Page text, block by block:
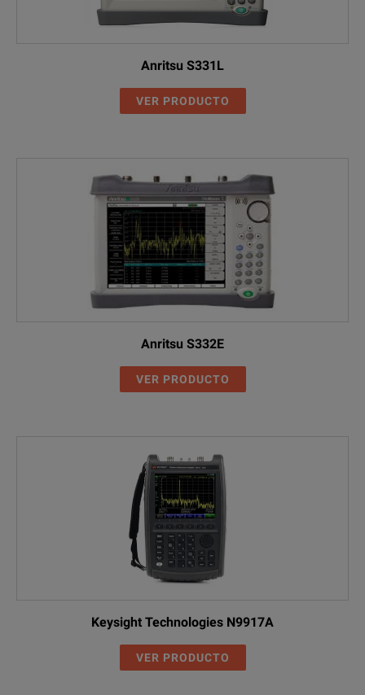
Anritsu S331L
VER PRODUCTO
Anritsu S332E
VER PRODUCTO
Keysight Technologies N9917A
VER PRODUCTO